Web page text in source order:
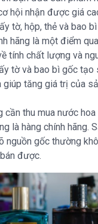
hội nhận được giá
tờ, hộp, thẻ và bao
hãng là một điểm
tính chất lượng và
tờ và bao bì gốc
giúp tăng giá trị của
cần thu mua nước
là hàng chính hãng.
nguồn gốc thường
được.